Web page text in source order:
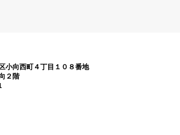
小向西町４丁目１０８番地
２階